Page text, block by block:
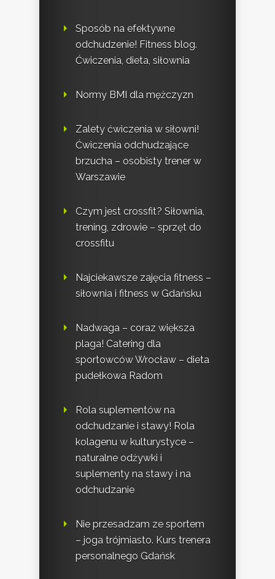
Sposób na efektywne
odchudzenie! Fitness blog.
Ćwiczenia, dieta, siłownia
Normy BMI dla mężczyzn
Zalety ćwiczenia w siłowni!
Ćwiczenia odchudzające
brzucha – osobisty trener w
Warszawie
Czym jest crossfit? Siłownia,
trening, zdrowie – sprzęt do
crossfitu
Najciekawsze zajęcia fitness –
siłownia i fitness w Gdańsku
Nadwaga – coraz większa
plaga! Catering dla
sportowców Wrocław – dieta
pudełkowa Radom
Rola suplementów na
odchudzanie i stawy! Rola
kolagenu w kulturystyce –
naturalne odżywki i
suplementy na stawy i na
odchudzanie
Nie przesadzam ze sportem
– joga trójmiasto. Kurs trenera
personalnego Gdańsk